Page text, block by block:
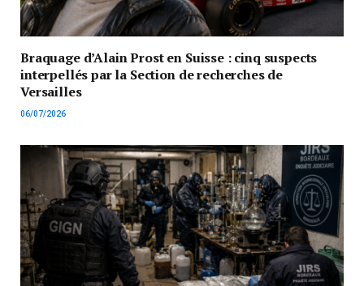
Braquage d’Alain Prost en Suisse : cinq suspects
interpellés par la Section de recherches de
Versailles
06/07/2026